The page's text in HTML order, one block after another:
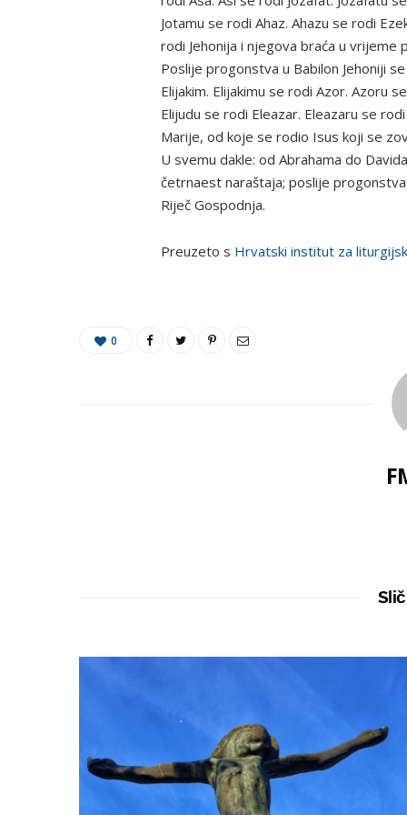
Jotamu se rodi Ahaz. Ahazu se rodi
rodi Jehonija i njegova braća u vrijeme
Poslije progonstva u Babilon Jehoniji
Elijakim. Elijakimu se rodi Azor. Azoru
Elijudu se rodi Eleazar. Eleazaru se
Marije, od koje se rodio Isus koji se
U svemu dakle: od Abrahama do
četrnaest naraštaja; poslije
Riječ Gospodnja.
Preuzeto s Hrvatski institut za
0